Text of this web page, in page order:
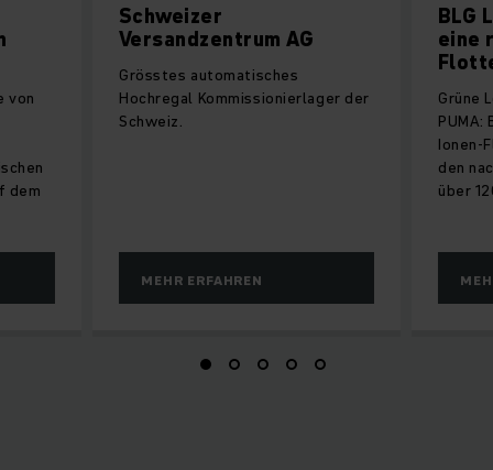
Schweizer
Versandzentrum AG
Grösstes automatisches
Hochregal Kommissionierlager der
Schweiz.
MEHR ERFAHREN
BLG
eine
Grüne
Ionen-
den
über
von
dem